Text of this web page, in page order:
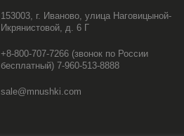
153003, г. Иваново, улица Наговицыной-
Икрянистовой, д. 6 Г
+8-800-707-7266 (звонок по России
бесплатный) 7-960-513-8888
sale@mnushki.com